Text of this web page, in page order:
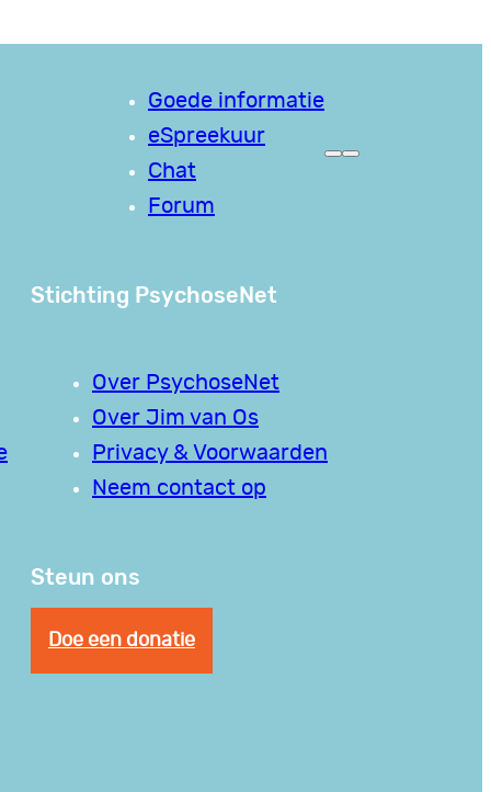
Goede informatie
eSpreekuur
Chat
Forum
Stichting PsychoseNet
Over PsychoseNet
Over Jim van Os
Privacy & Voorwaarden
Neem contact op
Steun ons
Doe een donatie